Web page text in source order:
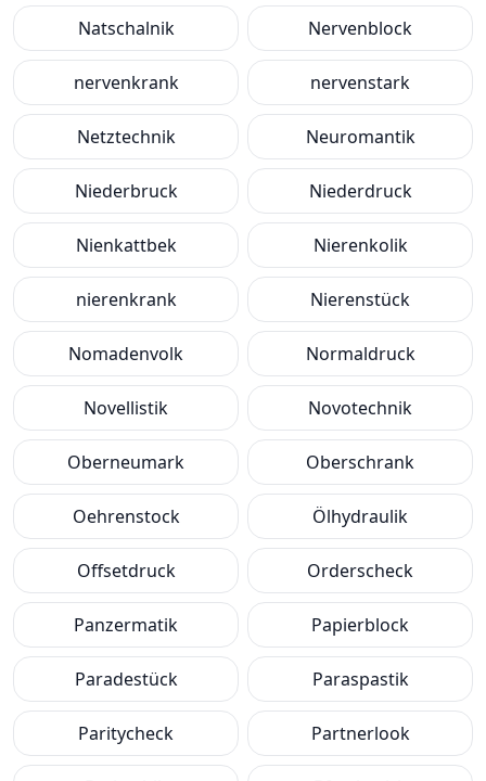
Natschalnik Nervenblock
nervenkrank nervenstark
Netztechnik Neuromantik
Niederbruck Niederdruck
Nienkattbek Nierenkolik
nierenkrank Nierenstück
Nomadenvolk Normaldruck
Novellistik Novotechnik
Oberneumark Oberschrank
Oehrenstock Ölhydraulik
Offsetdruck Orderscheck
Panzermatik Papierblock
Paradestück Paraspastik
Paritycheck Partnerlook